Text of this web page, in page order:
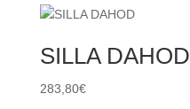
SILLA DAHOD
283,80€